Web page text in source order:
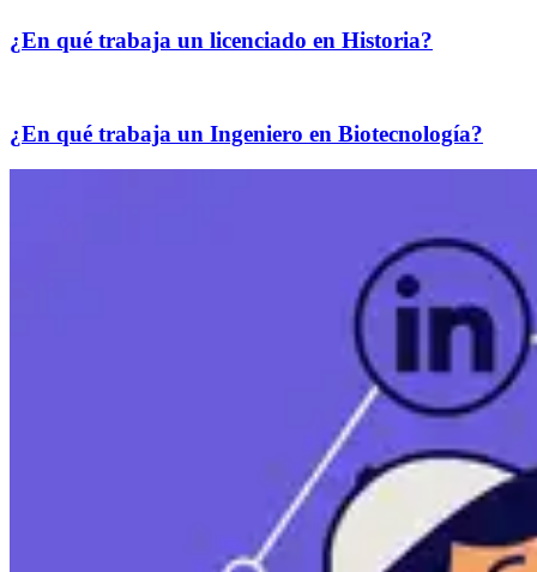
¿En qué trabaja un licenciado en Historia?
¿En qué trabaja un Ingeniero en Biotecnología?